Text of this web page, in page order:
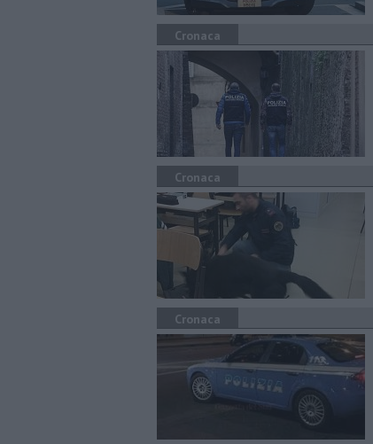
Cronaca
Cronaca
Cronaca